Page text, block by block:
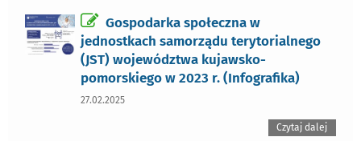
Gospodarka społeczna w
jednostkach samorządu terytorialnego
(JST) województwa kujawsko-
pomorskiego w 2023 r. (Infografika)
27.02.2025
Czytaj dalej